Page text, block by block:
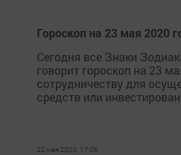
Гороскоп на 23 мая 2020
Сегодня все Знаки
говорит гороскоп на 23
сотрудничеству для
средств или
22 мая 2020, 17:06